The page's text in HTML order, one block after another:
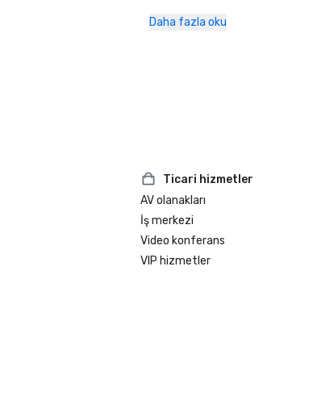
Trip Advisor Award of Excellence
Daha fazla oku
Ticari hizmetler
AV olanakları
İş merkezi
Video konferans
VIP hizmetler